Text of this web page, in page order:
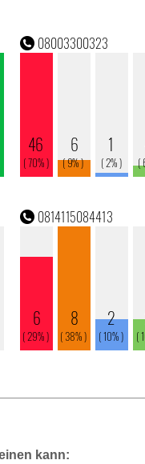
kann: